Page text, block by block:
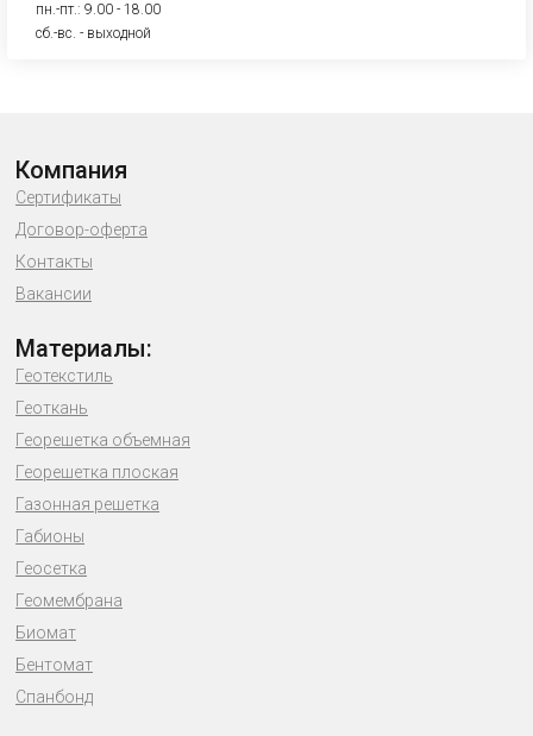
пн.-пт.: 9.00 - 18.00
сб.-вс. - выходной
Компания
Сертификаты
Договор-оферта
Контакты
Вакансии
Материалы:
Геотекстиль
Геоткань
Георешетка объемная
Георешетка плоская
Газонная решетка
Габионы
Геосетка
Геомембрана
Биомат
Бентомат
Спанбонд